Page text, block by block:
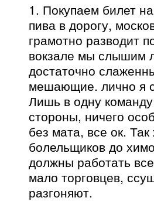
1. Покупаем билет
пива в дорогу,
грамотно разводит
вокзале мы слышим
достаточно
мешающие. лично я
Лишь в одну
стороны, ничего
без мата, все ок.
болельщиков до
должны работать
мало торговцев,
разгоняют.